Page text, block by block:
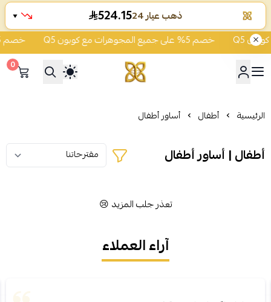
خصم 5% على جميع المجوهرات مع كوبون Q5 خصم 5% على جميع المجوهرات مع كوبون Q5
شركة قمة زاوية الشفاء
0
الرئيسية أطفال أساور أطفال
أطفال | أساور أطفال
تعذر جلب المزيد 😢
آراء العملاء
ذهب عيار 24 524.15
▼